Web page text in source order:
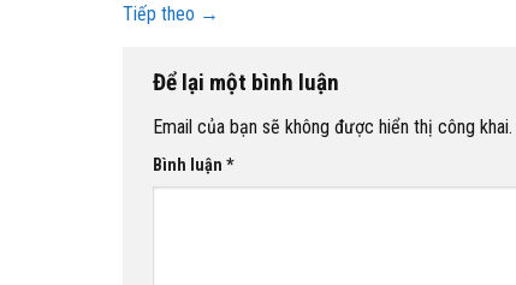
Tiếp theo →
Để lại một bình luận
Email của bạn sẽ không được hiển thị công khai.
Bình luận *